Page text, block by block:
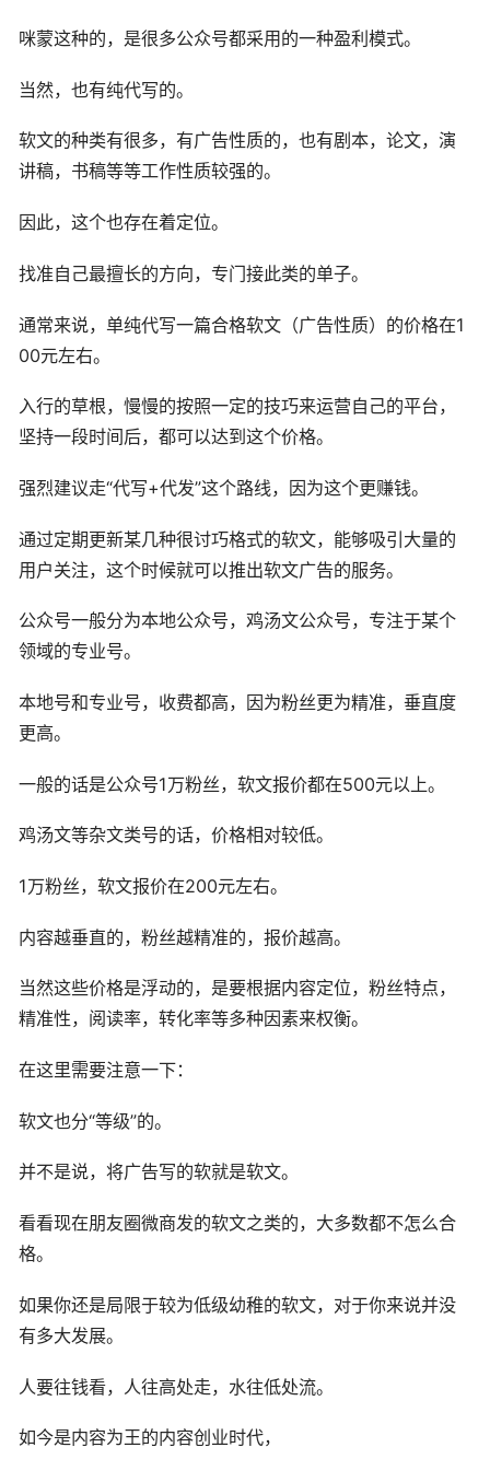
咪蒙这种的，是很多公众号都采用的一种盈利模式。
当然，也有纯代写的。
软文的种类有很多，有广告性质的，也有剧本，论文，演
讲稿，书稿等等工作性质较强的。
因此，这个也存在着定位。
找准自己最擅长的方向，专门接此类的单子。
通常来说，单纯代写一篇合格软文（广告性质）的价格在1
00元左右。
入行的草根，慢慢的按照一定的技巧来运营自己的平台，
坚持一段时间后，都可以达到这个价格。
强烈建议走“代写+代发”这个路线，因为这个更赚钱。
通过定期更新某几种很讨巧格式的软文，能够吸引大量的
用户关注，这个时候就可以推出软文广告的服务。
公众号一般分为本地公众号，鸡汤文公众号，专注于某个
领域的专业号。
本地号和专业号，收费都高，因为粉丝更为精准，垂直度
更高。
一般的话是公众号1万粉丝，软文报价都在500元以上。
鸡汤文等杂文类号的话，价格相对较低。
1万粉丝，软文报价在200元左右。
内容越垂直的，粉丝越精准的，报价越高。
当然这些价格是浮动的，是要根据内容定位，粉丝特点，
精准性，阅读率，转化率等多种因素来权衡。
在这里需要注意一下：
软文也分“等级”的。
并不是说，将广告写的软就是软文。
看看现在朋友圈微商发的软文之类的，大多数都不怎么合
格。
如果你还是局限于较为低级幼稚的软文，对于你来说并没
有多大发展。
人要往钱看，人往高处走，水往低处流。
如今是内容为王的内容创业时代，